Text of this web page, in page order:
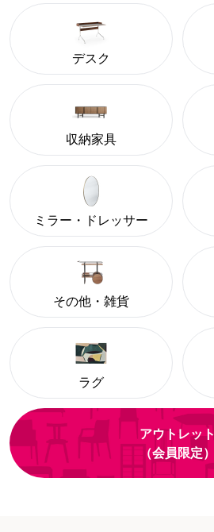
デスク
収納家具
ミラー・ドレッサー
その他・雑貨
ラグ
アウトレット
（会員限定）